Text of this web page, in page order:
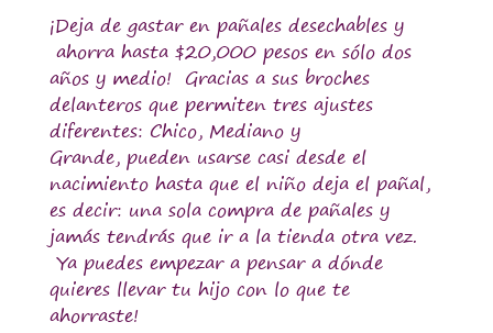
¡Deja de gastar en pañales desechables y
ahorra hasta $20,000 pesos en sólo dos
años y medio! Gracias a sus broches
delanteros que permiten tres ajustes
diferentes: Chico, Mediano y
Grande, pueden usarse casi desde el
nacimiento hasta que el niño deja el pañal,
es decir: una sola compra de pañales y
jamás tendrás que ir a la tienda otra vez.
Ya puedes empezar a pensar a dónde
quieres llevar tu hijo con lo que te
ahorraste!